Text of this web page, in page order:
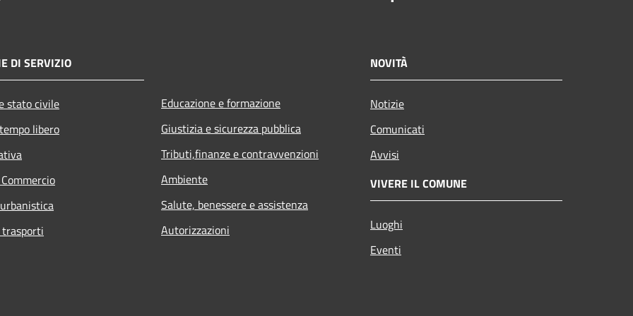
DI SERVIZIO
stato civile
libero
Educazione e formazione
Giustizia e sicurezza pubblica
Tributi,finanze e contravvenzioni
Ambiente
Salute, benessere e assistenza
Autorizzazioni
NOVITÀ
Notizie
Comunicati
Avvisi
VIVERE IL COMUNE
Luoghi
Eventi